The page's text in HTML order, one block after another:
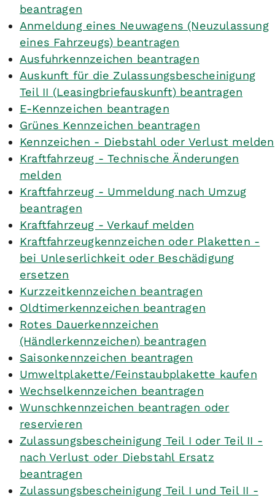
beantragen
Anmeldung eines Neuwagens (Neuzulassung
eines Fahrzeugs) beantragen
Ausfuhrkennzeichen beantragen
Auskunft für die Zulassungsbescheinigung
Teil II (Leasingbriefauskunft) beantragen
E-Kennzeichen beantragen
Grünes Kennzeichen beantragen
Kennzeichen - Diebstahl oder Verlust melden
Kraftfahrzeug - Technische Änderungen
melden
Kraftfahrzeug - Ummeldung nach Umzug
beantragen
Kraftfahrzeug - Verkauf melden
Kraftfahrzeugkennzeichen oder Plaketten -
bei Unleserlichkeit oder Beschädigung
ersetzen
Kurzzeitkennzeichen beantragen
Oldtimerkennzeichen beantragen
Rotes Dauerkennzeichen
(Händlerkennzeichen) beantragen
Saisonkennzeichen beantragen
Umweltplakette/Feinstaubplakette kaufen
Wechselkennzeichen beantragen
Wunschkennzeichen beantragen oder
reservieren
Zulassungsbescheinigung Teil I oder Teil II -
nach Verlust oder Diebstahl Ersatz
beantragen
Zulassungsbescheinigung Teil I und Teil II -